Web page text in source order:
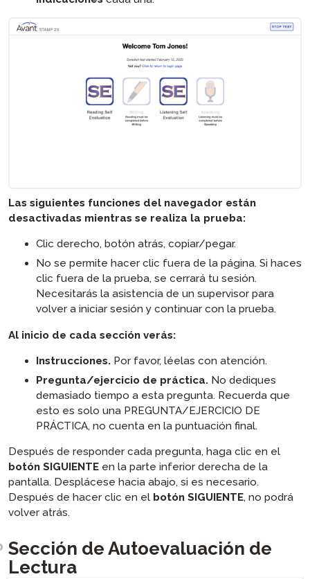
Las siguientes funciones del navegador están
desactivadas mientras se realiza la prueba:
Clic derecho, botón atrás, copiar/pegar.
No se permite hacer clic fuera de la página. Si haces
clic fuera de la prueba, se cerrará tu sesión.
Necesitarás la asistencia de un supervisor para
volver a iniciar sesión y continuar con la prueba.
Al inicio de cada sección verás:
Instrucciones. Por favor, léelas con atención.
Pregunta/ejercicio de práctica. No dediques
demasiado tiempo a esta pregunta. Recuerda que
esto es solo una PREGUNTA/EJERCICIO DE
PRÁCTICA, no cuenta en la puntuación final.
Después de responder cada pregunta, haga clic en el
botón SIGUIENTE en la parte inferior derecha de la
pantalla. Desplácese hacia abajo, si es necesario.
Después de hacer clic en el botón SIGUIENTE, no podrá
volver atrás.
Sección de Autoevaluación de
Lectura